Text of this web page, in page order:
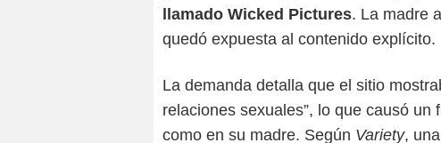
llamado Wicked Pictures. La madre
quedó expuesta al contenido explícito.
La demanda detalla que el sitio
relaciones sexuales”, lo que causó
como en su madre. Según Variety,